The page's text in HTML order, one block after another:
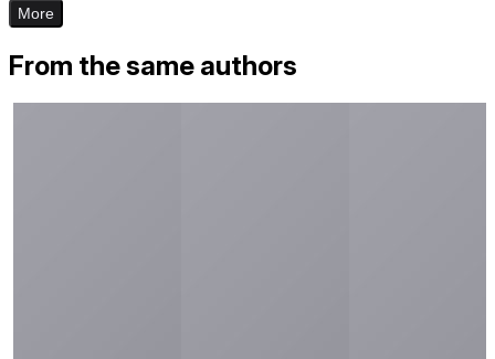
More
From the same authors